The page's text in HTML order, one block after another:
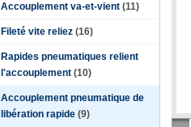
Accouplement va-et-vient (11)
Fileté vite reliez (16)
Rapides pneumatiques relient
l'accouplement (10)
Accouplement pneumatique de
libération rapide (9)